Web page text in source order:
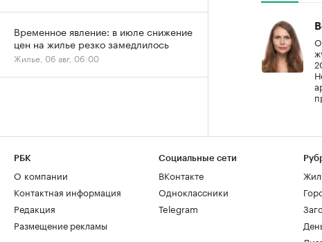
Временное явление: в июле снижение
цен на жилье резко замедлилось
Жилье, 06 авг, 06:00
РБК
О компании
Контактная информация
Редакция
Размещение рекламы
Социальные сети
ВКонтакте
Одноклассники
Telegram